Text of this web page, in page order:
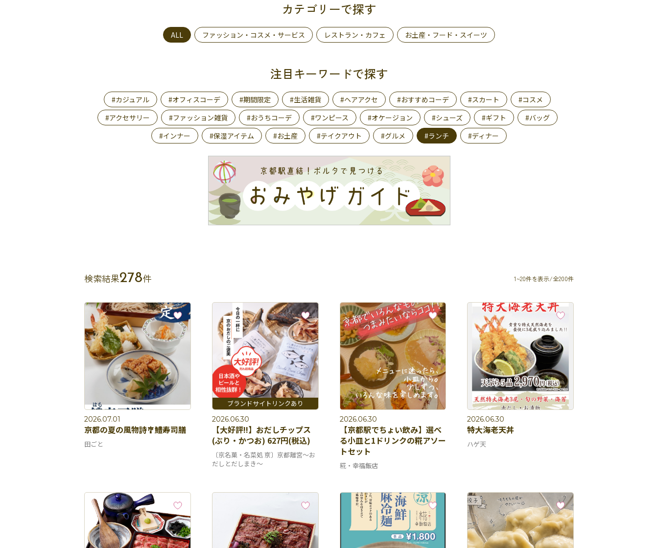
カテゴリーで探す
ALL ファッション・コスメ・サービス レストラン・カフェ お土産・フード・スイーツ
注目キーワードで探す
#カジュアル #オフィスコーデ #期間限定 #生活雑貨 #ヘアアクセ #おすすめコーデ #スカート
#コスメ
#アクセサリー
#ファッション雑貨 #おうちコーデ #ワンピース #オケージョン #シューズ #ギフト
#バッグ
#インナー
#保湿アイテム #お土産 #テイクアウト #グルメ #ランチ #ディナー
検索結果278件 1~20件を表示/全200件
2026.07.01
京都の夏の風物詩🎐鱧寿司膳
田ごと
2026.06.30
【大好評!!】おだしチップス
(ぶり・かつお) 627円(税込)
〔京名菓・名菜処 亰〕京都離宮～お
だしとだしまき～
2026.06.30
【京都駅でちょい飲み】選べ
る小皿と1ドリンクの糀アソー
トセット
糀・幸福飯店
2026.06.30
特大海老天丼
ハゲ天